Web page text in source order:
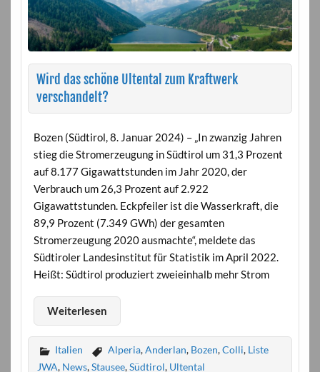
Wird das schöne Ultental zum Kraftwerk
verschandelt?
Bozen (Südtirol, 8. Januar 2024) – „In zwanzig Jahren
stieg die Stromerzeugung in Südtirol um 31,3 Prozent
auf 8.177 Gigawattstunden im Jahr 2020, der
Verbrauch um 26,3 Prozent auf 2.922
Gigawattstunden. Eckpfeiler ist die Wasserkraft, die
89,9 Prozent (7.349 GWh) der gesamten
Stromerzeugung 2020 ausmachte“, meldete das
Südtiroler Landesinstitut für Statistik im April 2022.
Heißt: Südtirol produziert zweieinhalb mehr Strom
Weiterlesen
Italien Alperia,Anderlan, Bozen,Colli, Liste
JWA, News,Stausee,Südtirol, Ultental